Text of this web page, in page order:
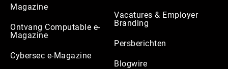
Magazine
Ontvang Computable e-
Magazine
Cybersec e-Magazine
Vacatures & Employer
Branding
Persberichten
Blogwire